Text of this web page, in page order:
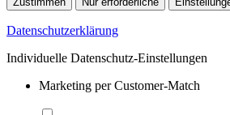
Datenschutzerklärung
Individuelle Datenschutz-Einstellungen
Marketing per Customer-Match